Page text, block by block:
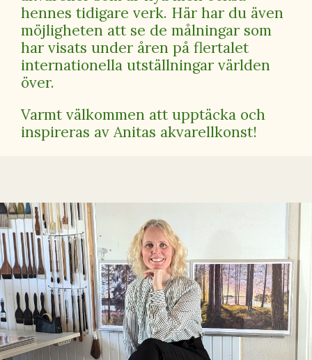
hennes tidigare verk. Här har du även
möjligheten att se de målningar som
har visats under åren på flertalet
internationella utställningar världen
över.
Varmt välkommen att upptäcka och
inspireras av Anitas akvarellkonst!